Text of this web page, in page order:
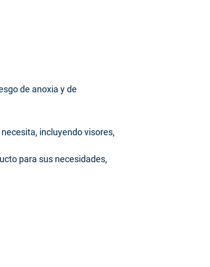
de anoxia y de
incluyendo visores,
para sus necesidades,